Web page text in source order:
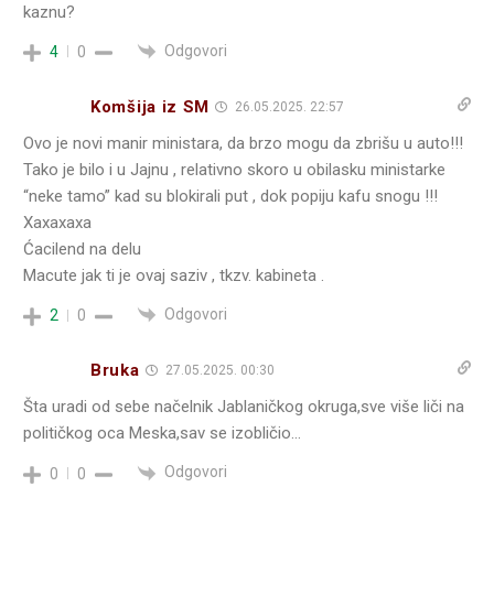
kaznu?
4 0 Odgovori
Komšija iz SM 26.05.2025. 22:57
Ovo je novi manir ministara, da brzo mogu da zbrišu u auto!!!
Tako je bilo i u Jajnu , relativno skoro u obilasku ministarke
“neke tamo” kad su blokirali put , dok popiju kafu snogu !!!
Xaxaxaxa
Ćacilend na delu
Macute jak ti je ovaj saziv , tkzv. kabineta .
2 0 Odgovori
Bruka 27.05.2025. 00:30
Šta uradi od sebe načelnik Jablaničkog okruga,sve više liči na
političkog oca Meska,sav se izobličio…
0 0 Odgovori